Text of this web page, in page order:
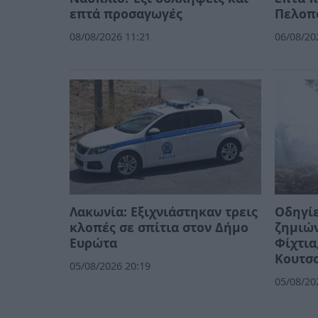
επτά προσαγωγές
08/08/2026 11:21 06/08/
Λακωνία: Εξιχνιάστηκαν τρεις
κλοπές σε σπίτια στον Δήμο
Ευρώτα
05/08/2026 20:19
05/08/